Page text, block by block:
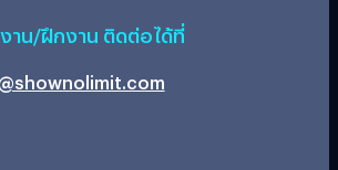
าน/ฝึกงาน ติดต่อได้ที่